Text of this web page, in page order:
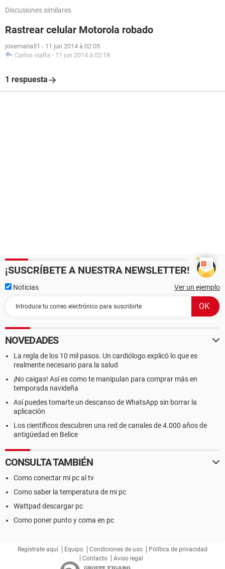
Discusiones similares
Rastrear celular Motorola robado
josemaria51 - 11 jun 2014 à 02:05
Carlos-vialfa - 11 jun 2014 à 02:18
1 respuesta
¡SUSCRÍBETE A NUESTRA NEWSLETTER!
Noticias Ver un ejemplo
NOVEDADES
La regla de los 10 mil pasos. Un cardiólogo explicó lo que es
realmente necesario para la salud
¡No caigas! Así es como te manipulan para comprar más en
temporada navideña
Así puedes tomarte un descanso de WhatsApp sin borrar la
aplicación
Los científicos descubren una red de canales de 4.000 años de
antigüedad en Belice
CONSULTA TAMBIÉN
Como conectar mi pc al tv
Como saber la temperatura de mi pc
Wattpad descargar pc
Como poner punto y coma en pc
Regístrate aquí Equipo Condiciones de uso
Política de privacidad
Contacto
Aviso legal